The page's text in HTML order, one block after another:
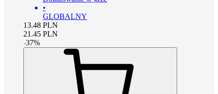
•
GLOBALNY
13.48 PLN
21.45 PLN
-37%